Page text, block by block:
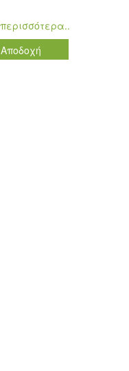
περισσότερα..
Αποδοχή